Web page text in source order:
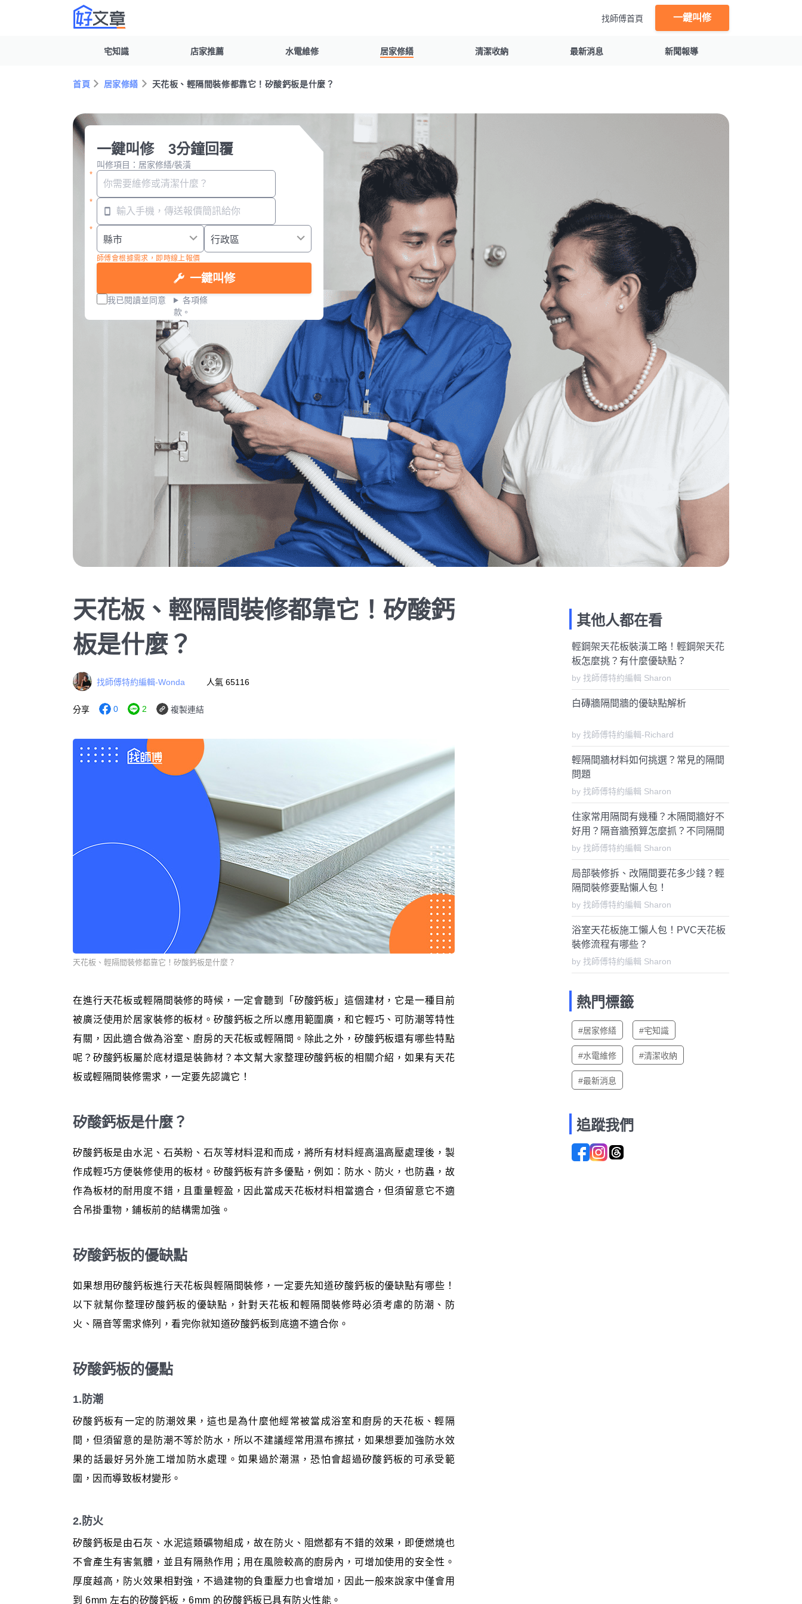
找師傅首頁 一鍵叫修
宅知識 店家推薦 水電維修 居家修繕 清潔收納 最新消息 新聞報導
首頁 居家修繕 天花板、輕隔間裝修都靠它！矽酸鈣板是什麼？
一鍵叫修 3分鐘回覆
叫修項目：居家修繕/裝潢
師傅會根據需求，即時線上報價
一鍵叫修
我已閱讀並同意
各項條
款。
天花板、輕隔間裝修都靠它！矽酸鈣
板是什麼？
找師傅特約編輯-Wonda 人氣 65116
分享 0 2 複製連結
天花板、輕隔間裝修都靠它！矽酸鈣板是什麼？
在進行天花板或輕隔間裝修的時候，一定會聽到「矽酸鈣板」這個建材，它是一種目前
被廣泛使用於居家裝修的板材。矽酸鈣板之所以應用範圍廣，和它輕巧、可防潮等特性
有關，因此適合做為浴室、廚房的天花板或輕隔間。除此之外，矽酸鈣板還有哪些特點
呢？矽酸鈣板屬於底材還是裝飾材？本文幫大家整理矽酸鈣板的相關介紹，如果有天花
板或輕隔間裝修需求，一定要先認識它！
矽酸鈣板是什麼？
矽酸鈣板是由水泥、石英粉、石灰等材料混和而成，將所有材料經高溫高壓處理後，製
作成輕巧方便裝修使用的板材。矽酸鈣板有許多優點，例如：防水、防火，也防蟲，故
作為板材的耐用度不錯，且重量輕盈，因此當成天花板材料相當適合，但須留意它不適
合吊掛重物，鋪板前的結構需加強。
矽酸鈣板的優缺點
如果想用矽酸鈣板進行天花板與輕隔間裝修，一定要先知道矽酸鈣板的優缺點有哪些！
以下就幫你整理矽酸鈣板的優缺點，針對天花板和輕隔間裝修時必須考慮的防潮、防
火、隔音等需求條列，看完你就知道矽酸鈣板到底適不適合你。
矽酸鈣板的優點
1.防潮
矽酸鈣板有一定的防潮效果，這也是為什麼他經常被當成浴室和廚房的天花板、輕隔
間，但須留意的是防潮不等於防水，所以不建議經常用濕布擦拭，如果想要加強防水效
果的話最好另外施工增加防水處理。如果過於潮濕，恐怕會超過矽酸鈣板的可承受範
圍，因而導致板材變形。
2.防火
矽酸鈣板是由石灰、水泥這類礦物組成，故在防火、阻燃都有不錯的效果，即便燃燒也
不會產生有害氣體，並且有隔熱作用；用在風險較高的廚房內，可增加使用的安全性。
厚度越高，防火效果相對強，不過建物的負重壓力也會增加，因此一般來說家中僅會用
到 6mm 左右的矽酸鈣板，6mm 的矽酸鈣板已具有防火性能。
其他人都在看
輕鋼架天花板裝潢工略！輕鋼架天花
板怎麼挑？有什麼優缺點？
by 找師傅特約編輯 Sharon
白磚牆隔間牆的優缺點解析
by 找師傅特約編輯-Richard
輕隔間牆材料如何挑選？常見的隔間
問題
by 找師傅特約編輯 Sharon
住家常用隔間有幾種？木隔間牆好不
好用？隔音牆預算怎麼抓？不同隔間
牆優缺點、預算一次告訴你
by 找師傅特約編輯 Sharon
局部裝修拆、改隔間要花多少錢？輕
隔間裝修要點懶人包！
by 找師傅特約編輯 Sharon
浴室天花板施工懶人包！PVC天花板
裝修流程有哪些？
by 找師傅特約編輯 Sharon
熱門標籤
#居家修繕 #宅知識
#水電維修 #清潔收納
#最新消息
追蹤我們